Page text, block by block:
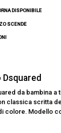
DISPONIBILE
SCENDE
da bambina a
classica scritta
colore. Modello